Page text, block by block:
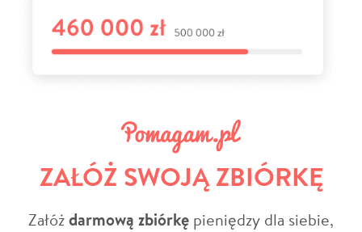
ZAŁÓŻ SWOJĄ ZBIÓRKĘ
Załóżdarmową zbiórkę pieniędzy dla siebie,